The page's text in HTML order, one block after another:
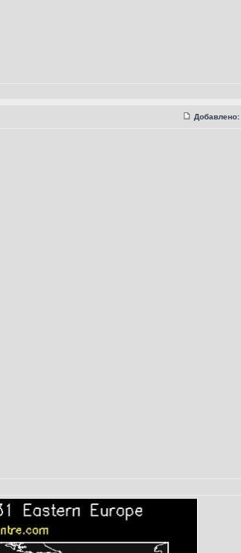
Добавлено: